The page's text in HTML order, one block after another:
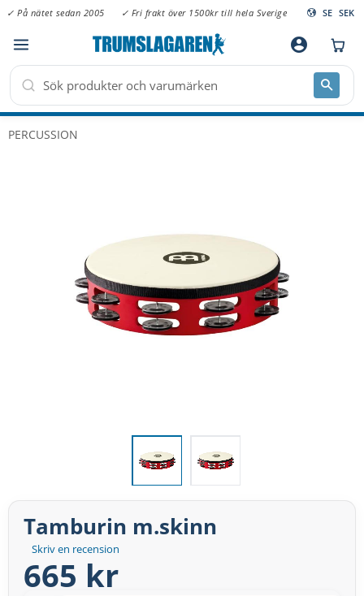
Meny
✓ På nätet sedan 2005 ✓ Fri frakt över 1500kr till hela Sverige SE SEK
account_circle
PERCUSSION
Skriv en recension
Tamburin m.skinn
665 kr